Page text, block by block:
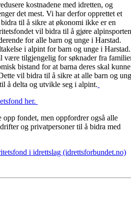
kostnadene med idretten, og
det mest. Vi har derfor opprettet et
til å sikre at økonomi ikke er en
vil bidra til å gjøre alpinsporten
for alle barn og unge i Harstad.
i alpint for barn og unge i Harstad.
være tilgjengelig for søknader fra
bistand for at barna deres skal kunne
vil bidra til å sikre at alle barn og
å delta og utvikle seg i alpint.
her.
fondet, men oppfordrer også alle
og privatpersoner til å bidra med
i idrettslag (idrettsforbundet.no)